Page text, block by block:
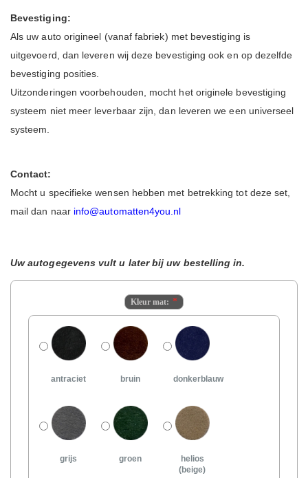
Bevestiging:
Als uw auto origineel (vanaf fabriek) met bevestiging is
uitgevoerd, dan leveren wij deze bevestiging ook en op dezelfde
bevestiging posities.
Uitzonderingen voorbehouden, mocht het originele bevestiging
systeem niet meer leverbaar zijn, dan leveren we een universeel
systeem.
Contact:
Mocht u specifieke wensen hebben met betrekking tot deze set,
mail dan naar info@automatten4you.nl
Uw autogegevens vult u later bij uw bestelling in.
Kleur mat:
antraciet bruin donkerblauw
grijs groen
helios
(beige)